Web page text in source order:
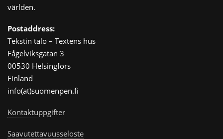
världen.
Postaddress:
Tekstin talo – Textens hus
Fågelviksgatan 3
00530 Helsingfors
Finland
info(at)suomenpen.fi
Kontaktuppgifter
Saavutettavuusseloste